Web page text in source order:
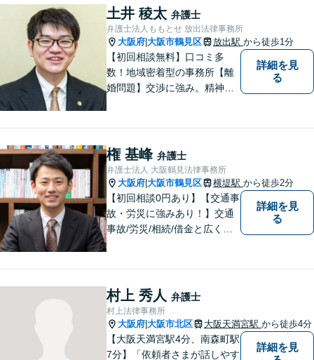
分】【当日・夜間・休日相談
可】刑事事件/相続問題/離婚問
題など経験と知識をもとに、
依頼者様の不安を解消し、問
題解決へ導きます
土井 稜太 弁護士
弁護士法人ももとせ 放出法律事務所
大阪府 大阪市鶴見区 放出駅 から徒歩1分
【初回相談無料】口コミ多
数！地域密着型の事務所【離
婚問題】交渉に強み。精神的
迅速かつ丁寧な対応を心が
け、満足度の高い解決を目指
します【放出駅1分】
詳細を見
る
権 基峰 弁護士
弁護士法人 大阪鶴見法律事務所
大阪府 大阪市鶴見区 横堤駅 から徒歩2分
【初回相談0円あり】【交通事
故・労災に強みあり！】交通
事故/労災/相続/借金と広く法
にご相談ください。【労災事
故：9年前の事故でも数千万円
の賠償を獲得】
詳細を見
る
村上 秀人 弁護士
村上法律事務所
大阪府 大阪市北区 大阪天満宮駅 から徒歩4分
【大阪天満宮駅4分、南森町駅
7分】「依頼者さまが話しやす
詳細を見